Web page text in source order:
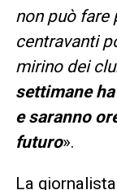
non può fare
centravanti
mirino dei
settimane
e saranno
futuro».
La